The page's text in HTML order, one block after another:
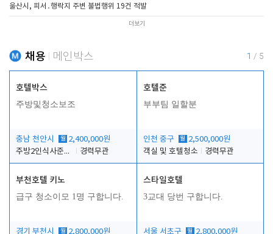
울산시, 피서․행락지 주변 불법행위 19건 적발
더보기
채용 메인박스 1 / 5
호텔박스
주방및청소보조
충남 천안시 월 2,400,000원
주방2인식사준비및청소린렌보조
경력무관
호텔준
부부팀 일할분
인천 중구 월 2,500,000원
객실 및 호텔청소
경력무관
부천호텔 키노
급구 청소이모 1명 구합니다.
경기 부천시 월 2,800,000원
스타일호텔
3교대 당번 구합니다.
서울 서초구 월 2,800,000원